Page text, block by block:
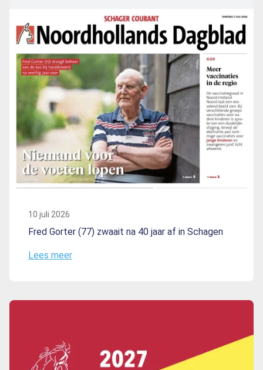
10 juli 2026
Fred Gorter (77) zwaait na 40 jaar af in Schagen
Lees meer